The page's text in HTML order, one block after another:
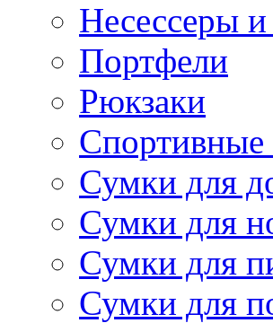
Несессеры
Портфели
Рюкзаки
Спортивные
Сумки для
Сумки для
Сумки для
Сумки для